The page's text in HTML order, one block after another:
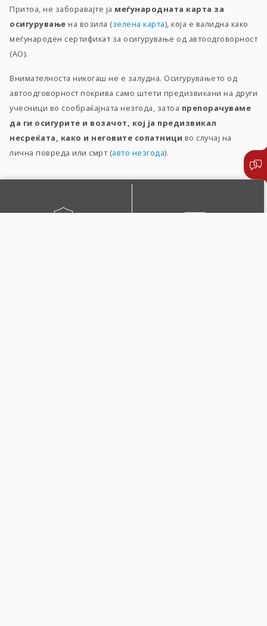
Притоа, не заборавајте ја меѓународната карта за
осигурување на возила (зелена карта), која е валидна како
меѓународен сертификат за осигурување од автоодговорност
(АО).
Внимателноста никогаш не е залудна. Осигурувањето од
автоодговорност покрива само штети предизвикани на други
учесници во сообраќајната незгода, затоа препорачуваме
да ги осигурите и возачот, кој ја предизвикал
несреќата, како и неговите сопатници во случај на
лична повреда или смрт (авто незгода).